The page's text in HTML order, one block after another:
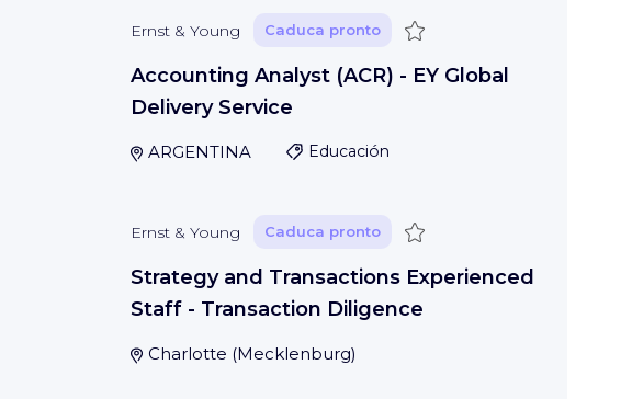
Ernst & Young Caduca pronto Guardar
Accounting Analyst (ACR) - EY Global
Delivery Service
ARGENTINA Educación
Ernst & Young Caduca pronto Guardar
Strategy and Transactions Experienced
Staff - Transaction Diligence
Charlotte (Mecklenburg)